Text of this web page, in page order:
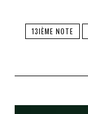
13IÈME NOTE